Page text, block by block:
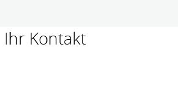
Ihr Kontakt